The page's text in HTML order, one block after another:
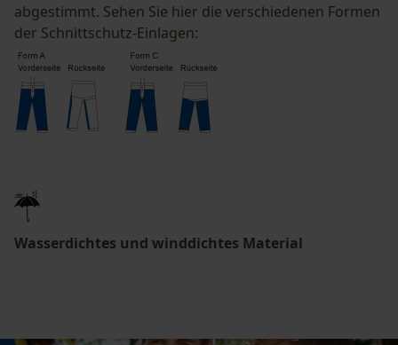
abgestimmt. Sehen Sie hier die verschiedenen Formen
der Schnittschutz-Einlagen:
Wasserdichtes und winddichtes Material
Econda Tag Manager
Statistik Cookies
Fact-Finder Tracking